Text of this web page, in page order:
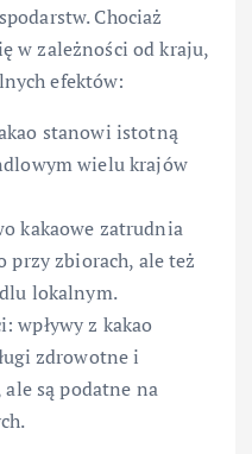
Chociaż
w zależności od kraju,
efektów:
stanowi istotną
wielu krajów
kakaowe zatrudnia
zbiorach, ale też
lokalnym.
wpływy z kakao
zdrowotne i
są podatne na